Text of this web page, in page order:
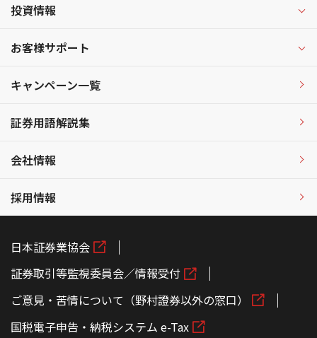
投資情報
お客様サポート
キャンペーン一覧
証券用語解説集
会社情報
採用情報
日本証券業協会
証券取引等監視委員会／情報受付
ご意見・苦情について（野村證券以外の窓口）
国税電子申告・納税システム e-Tax